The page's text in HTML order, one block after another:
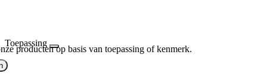
Toepassing
producten op basis van toepassing of kenmerk.